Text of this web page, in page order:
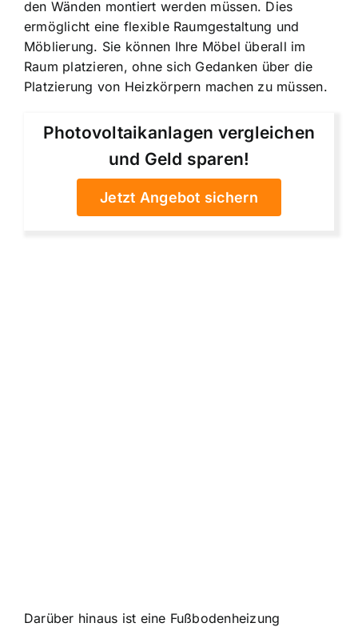
den Wänden montiert werden müssen. Dies
ermöglicht eine flexible Raumgestaltung und
Möblierung. Sie können Ihre Möbel überall im
Raum platzieren, ohne sich Gedanken über die
Platzierung von Heizkörpern machen zu müssen.
Photovoltaikanlagen vergleichen
und Geld sparen!
Jetzt Angebot sichern
Darüber hinaus ist eine Fußbodenheizung